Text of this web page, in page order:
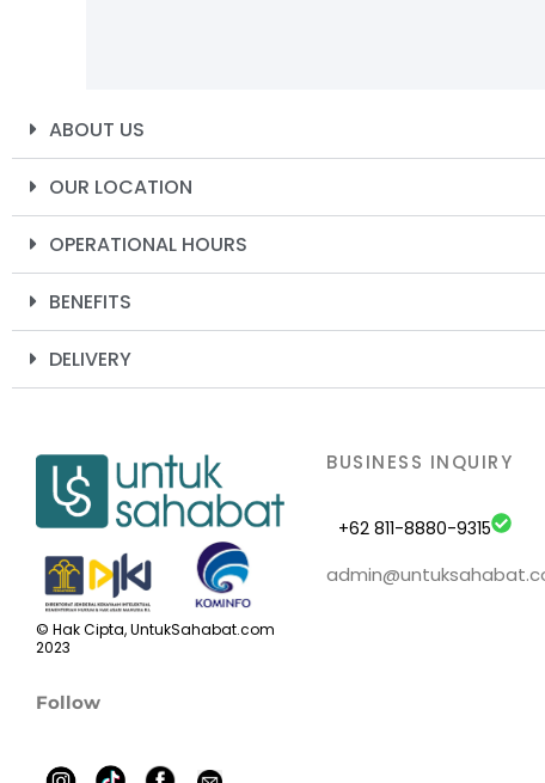
ABOUT US
OUR LOCATION
OPERATIONAL HOURS
BENEFITS
DELIVERY
© Hak Cipta, UntukSahabat.com
2023
Follow
BUSINESS INQUIRY
+62 811-8880-9315